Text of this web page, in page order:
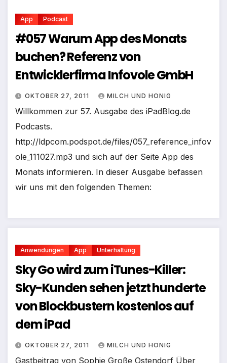
App Podcast
#057 Warum App des Monats
buchen? Referenz von
Entwicklerfirma Infovole GmbH
OKTOBER 27, 2011 MILCH UND HONIG
Willkommen zur 57. Ausgabe des iPadBlog.de
Podcasts.
http://ldpcom.podspot.de/files/057_reference_infov
ole_111027.mp3 und sich auf der Seite App des
Monats informieren. In dieser Ausgabe befassen
wir uns mit den folgenden Themen:
Anwendungen App Unterhaltung
Sky Go wird zum iTunes-Killer:
Sky-Kunden sehen jetzt hunderte
von Blockbustern kostenlos auf
dem iPad
OKTOBER 27, 2011 MILCH UND HONIG
Gastbeitrag von Sophie Große Ostendorf Über